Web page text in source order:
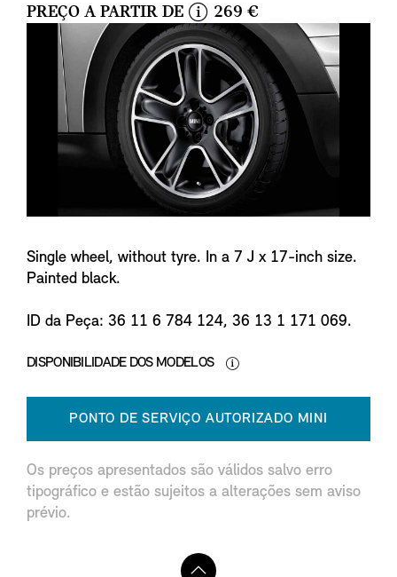
PREÇO A PARTIR DE
i
n
f
o
269 €
Single wheel, without tyre. In a 7 J x 17-inch size.
Painted black.
ID da Peça: 36 11 6 784 124, 36 13 1 171 069.
DISPONIBILIDADE DOS MODELOS
PONTO DE SERVIÇO AUTORIZADO MINI
Os preços apresentados são válidos salvo erro
tipográfico e estão sujeitos a alterações sem aviso
prévio.